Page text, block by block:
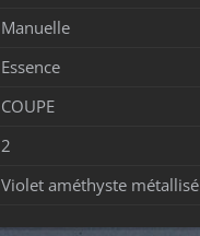
Manuelle
Essence
COUPE
2
Violet améthyste métallisé